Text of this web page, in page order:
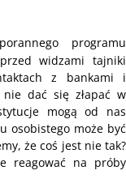
programu
widzami tajniki
z bankami i
nie dać się złapać w
mogą od nas
osobistego może być
że coś jest nie tak?
reagować na próby